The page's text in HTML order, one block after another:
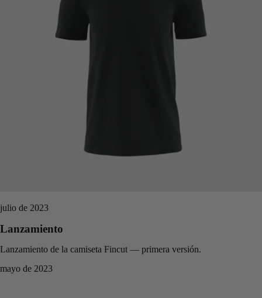
julio de 2023
Lanzamiento
Lanzamiento de la camiseta Fincut — primera versión.
mayo de 2023